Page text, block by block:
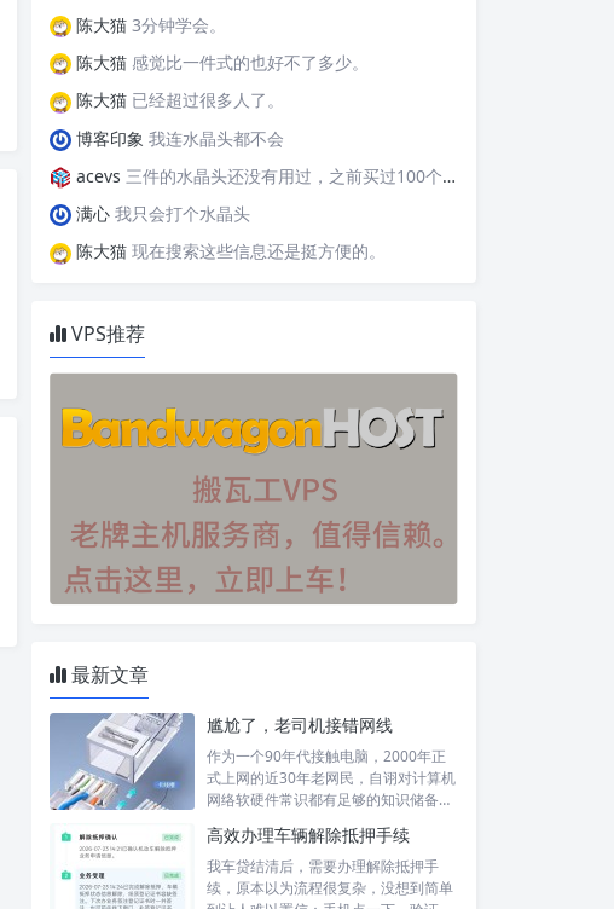
陈大猫 3分钟学会。
陈大猫 感觉比一件式的也好不了多少。
陈大猫 已经超过很多人了。
博客印象 我连水晶头都不会
acevs 三件的水晶头还没有用过，之前买过100个水晶头还没有 用完。
满心 我只会打个水晶头
陈大猫 现在搜索这些信息还是挺方便的。
VPS推荐
最新文章
尴尬了，老司机接错网线
作为一个90年代接触电脑，2000年正
式上网的近30年老网民，自诩对计算机
网络软硬件常识都有足够的知识储备，
高效办理车辆解除抵押手续
我车贷结清后，需要办理解除抵押手
续，原本以为流程很复杂，没想到简单